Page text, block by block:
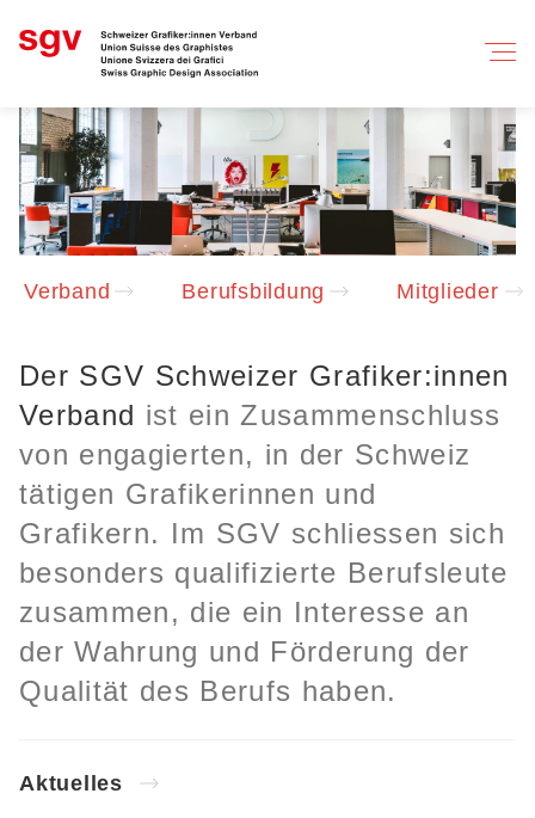
Verband Berufsbildung Mitglieder
Der SGV Schweizer Grafiker:innen
Verband ist ein Zusammenschluss
von engagierten, in der Schweiz
tätigen Grafikerinnen und
Grafikern. Im SGV schliessen sich
besonders qualifizierte Berufsleute
zusammen, die ein Interesse an
der Wahrung und Förderung der
Qualität des Berufs haben.
Aktuelles